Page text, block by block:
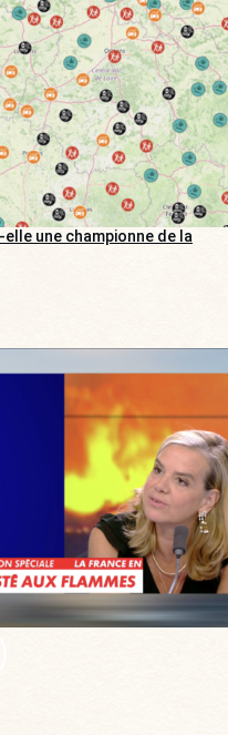
elle une championne de la